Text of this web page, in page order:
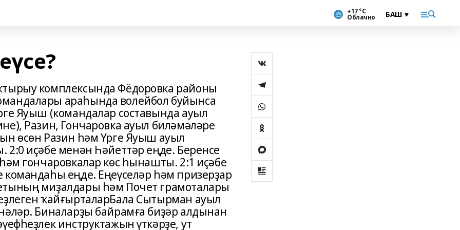
+17 °С
Облачно
комплексында Фёдоровка районы
араһында волейбол буйынса
Яуыш (командалар составында ауыл
Разин, Гончаровка ауыл биләмәләре
өсөн Разин һәм Үрге Яуыш ауыл
иҫәбе менән Һәйеттәр еңде. Беренсе
гончаровкалар көс һынашты. 2:1 иҫәбе
еңде. Еңеүселәр һәм призерҙар
миҙалдары һәм Почет грамоталары
ҡайғырталарБала Сытырман ауыл
Биналарҙы байрамға биҙәр алдынан
инструктажын үткәрҙе, ут